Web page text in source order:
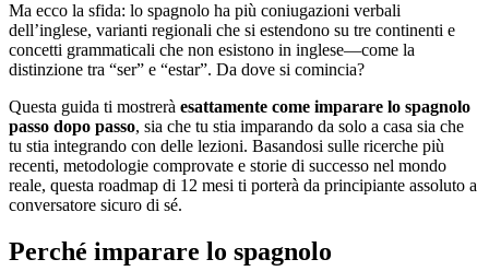
Ma ecco la sfida: lo spagnolo ha più coniugazioni verbali
dell’inglese, varianti regionali che si estendono su tre continenti e
concetti grammaticali che non esistono in inglese—come la
distinzione tra “ser” e “estar”. Da dove si comincia?
Questa guida ti mostrerà esattamente come imparare lo spagnolo
passo dopo passo, sia che tu stia imparando da solo a casa sia che
tu stia integrando con delle lezioni. Basandosi sulle ricerche più
recenti, metodologie comprovate e storie di successo nel mondo
reale, questa roadmap di 12 mesi ti porterà da principiante assoluto a
conversatore sicuro di sé.
Perché imparare lo spagnolo